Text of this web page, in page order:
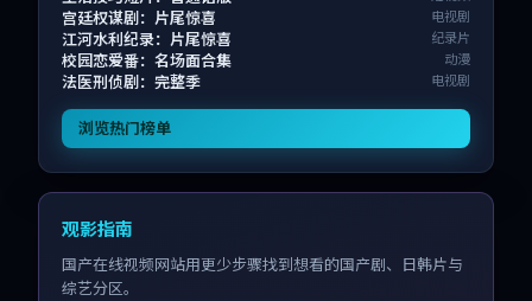
宫廷权谋剧：片尾惊喜 电视剧
江河水利纪录：片尾惊喜 纪录片
校园恋爱番：名场面合集 动漫
法医刑侦剧：完整季 电视剧
浏览热门榜单
观影指南
国产在线视频网站用更少步骤找到想看的国产剧、日韩片与
综艺分区。